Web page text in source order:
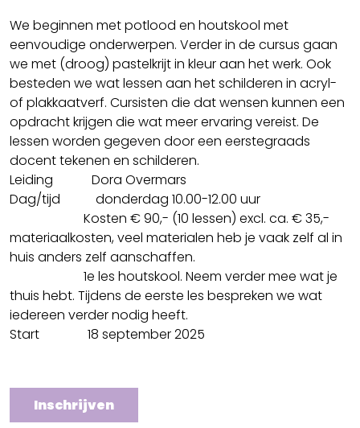
We beginnen met potlood en houtskool met
eenvoudige onderwerpen. Verder in de cursus gaan
we met (droog) pastelkrijt in kleur aan het werk. Ook
besteden we wat lessen aan het schilderen in acryl-
of plakkaatverf. Cursisten die dat wensen kunnen een
opdracht krijgen die wat meer ervaring vereist. De
lessen worden gegeven door een eerstegraads
docent tekenen en schilderen.
Leiding Dora Overmars
Dag/tijd donderdag 10.00-12.00 uur
Kosten € 90,- (10 lessen) excl. ca. € 35,-
materiaalkosten, veel materialen heb je vaak zelf al in
huis anders zelf aanschaffen.
1e les houtskool. Neem verder mee wat je
thuis hebt. Tijdens de eerste les bespreken we wat
iedereen verder nodig heeft.
Start 18 september 2025
Inschrijven